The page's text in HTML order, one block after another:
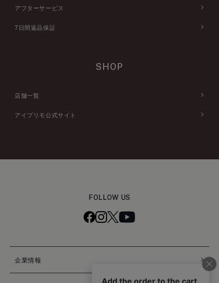
アフターサービス
7日間返品保証
SHOP
店舗一覧
アイプリモ公式サイト
FOLLOW US
企業情報